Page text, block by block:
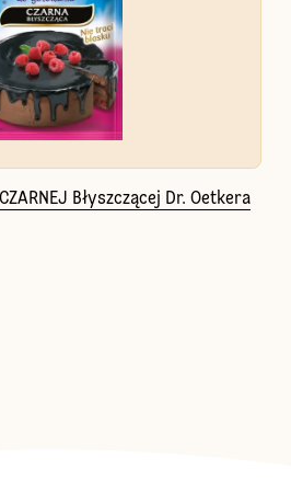
Błyszczącej Dr. Oetkera